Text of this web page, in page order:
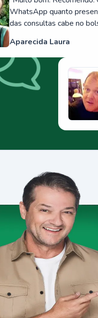
WhatsApp quanto
das consultas cabe no
Aparecida Laura